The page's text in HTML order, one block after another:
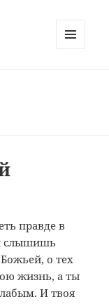
правде в
слышишь
о тех
жизнь, а ты
И твоя